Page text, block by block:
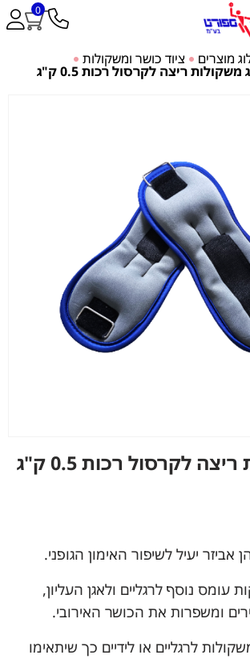
0
מוצרים ציוד כושר ומשקולות
משקולות ריצה לקרסול רכות 0.5 ק"ג
לקרסול רכות 0.5 ק"ג
יעיל לשיפור האימון הגופני.
עומס נוסף לרגליים ולאגן העליון,
ומשפרות את הכושר האירובי.
לרגליים או לידיים כך שיתאימו